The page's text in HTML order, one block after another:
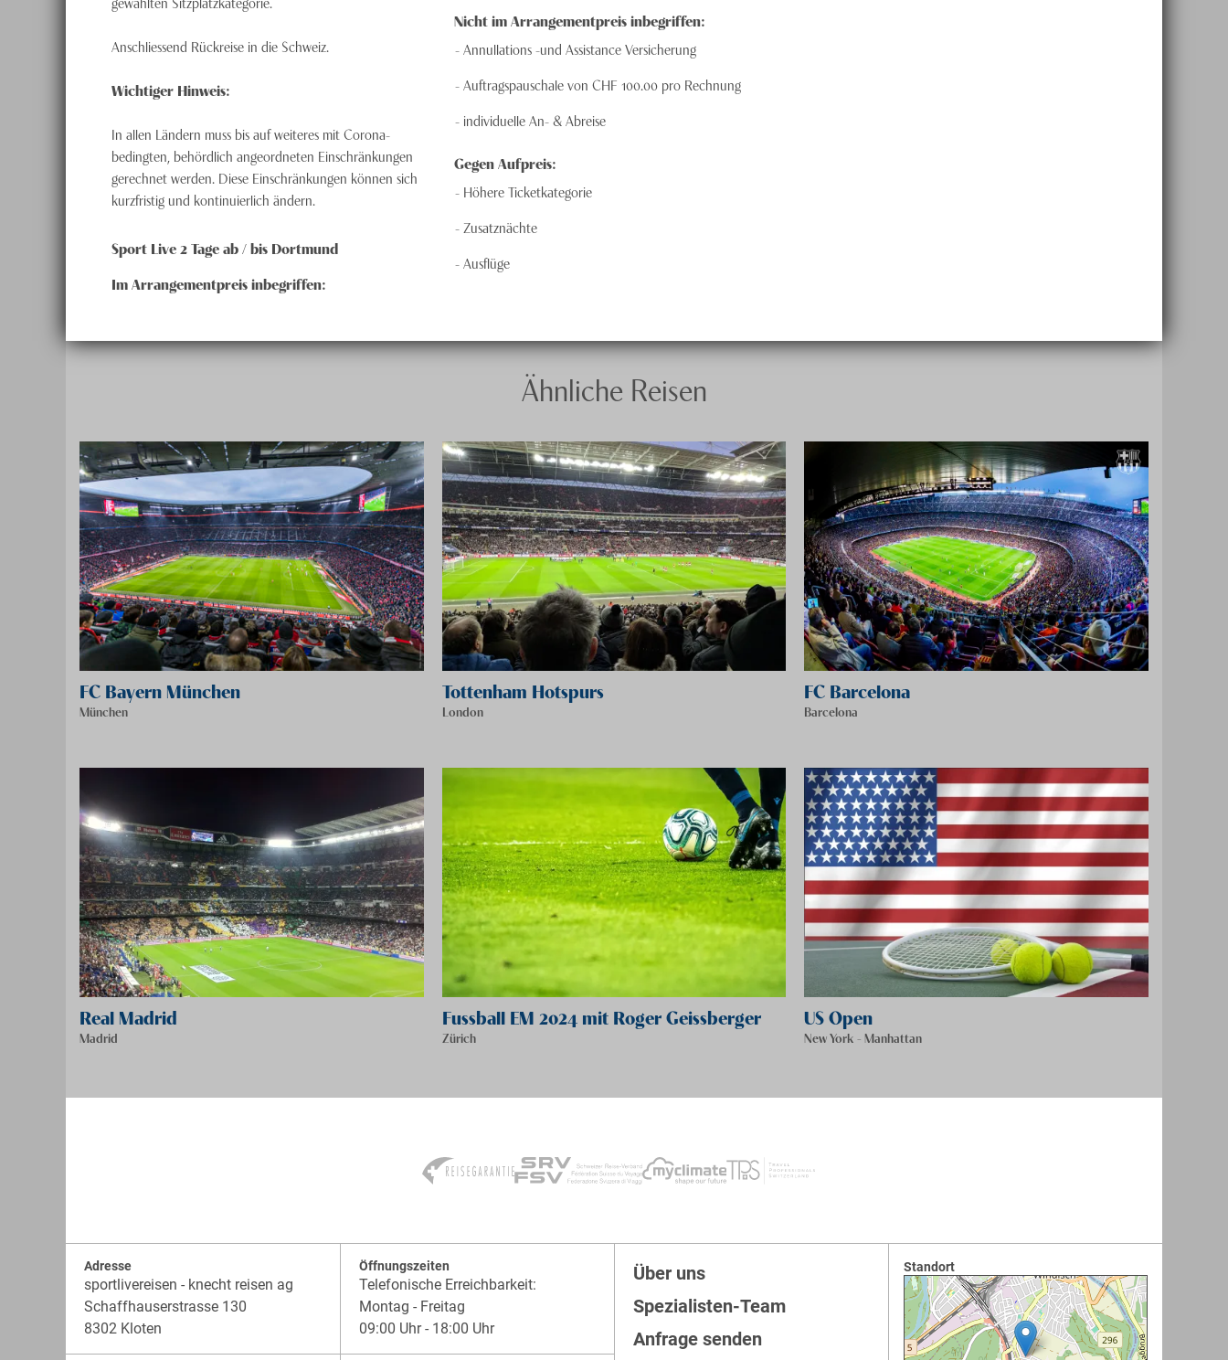
Anschliessend Rückreise in die Schweiz.
Wichtiger Hinweis:
In allen Ländern muss bis auf weiteres mit Corona-
bedingten, behördlich angeordneten Einschränkungen
gerechnet werden. Diese Einschränkungen können sich
kurzfristig und kontinuierlich ändern.
Sport Live 2 Tage ab / bis Dortmund
Im Arrangementpreis inbegriffen:
Nicht im Arrangementpreis inbegriffen:
Annullations -und Assistance Versicherung
Auftragspauschale von CHF 100.00 pro Rechnung
individuelle An- & Abreise
Gegen Aufpreis:
Höhere Ticketkategorie
Zusatznächte
Ausflüge
Ähnliche Reisen
FC Bayern München
München
Tottenham Hotspurs
London
FC Barcelona
Barcelona
Real Madrid
Madrid
Fussball EM 2024 mit Roger Geissberger
Zürich
US Open
New York - Manhattan
Adresse
sportlivereisen - knecht reisen ag
Schaffhauserstrasse 130
8302 Kloten
Öffnungszeiten
Telefonische Erreichbarkeit:
Montag - Freitag
09:00 Uhr - 18:00 Uhr
Über uns
Spezialisten-Team
Anfrage senden
Standort